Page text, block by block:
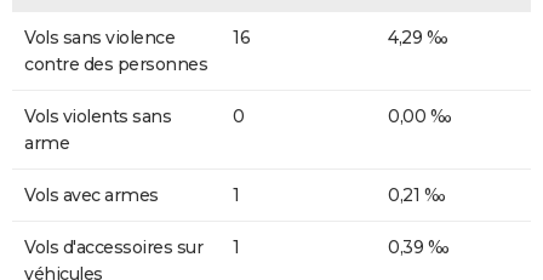
Vols sans violence
contre des personnes
16 4,29 ‰
Vols violents sans
arme
0 0,00 ‰
Vols avec armes 1 0,21 ‰
Vols d'accessoires sur
véhicules
1 0,39 ‰